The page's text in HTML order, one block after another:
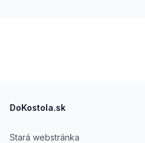
DoKostola.sk
Stará webstránka